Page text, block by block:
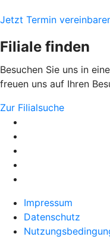
Jetzt Termin
Filiale finden
Besuchen Sie uns in
freuen uns auf Ihren
Zur Filialsuche
Impressum
Datenschutz